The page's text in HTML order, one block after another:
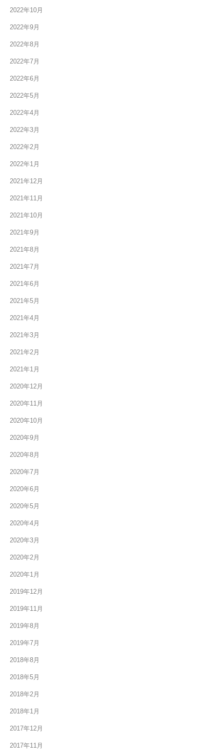
2022年10月
2022年9月
2022年8月
2022年7月
2022年6月
2022年5月
2022年4月
2022年3月
2022年2月
2022年1月
2021年12月
2021年11月
2021年10月
2021年9月
2021年8月
2021年7月
2021年6月
2021年5月
2021年4月
2021年3月
2021年2月
2021年1月
2020年12月
2020年11月
2020年10月
2020年9月
2020年8月
2020年7月
2020年6月
2020年5月
2020年4月
2020年3月
2020年2月
2020年1月
2019年12月
2019年11月
2019年8月
2019年7月
2018年8月
2018年5月
2018年2月
2018年1月
2017年12月
2017年11月